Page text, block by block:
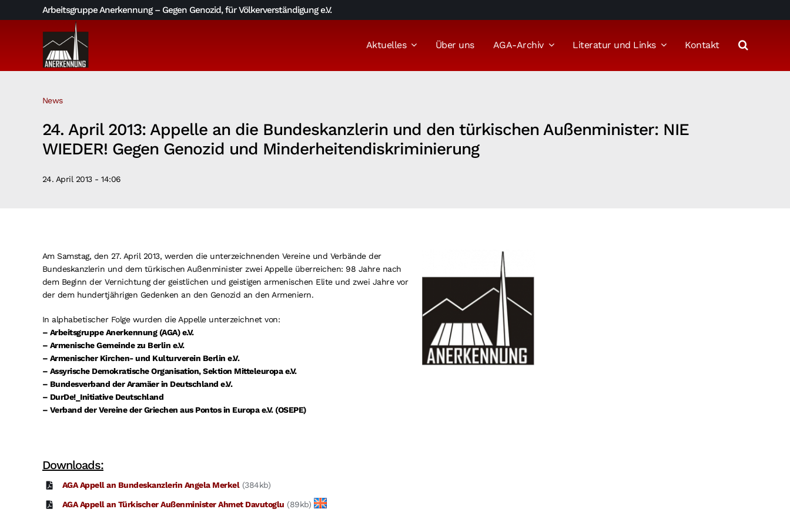
to
Arbeitsgruppe Anerkennung – Gegen Genozid, für Völkerverständigung e.V.
Aktuelles Über uns AGA-Archiv Literatur und Links Kontakt
News
24. April 2013: Appelle an die Bundeskanzlerin und den türkischen Außenminister: NIE
WIEDER! Gegen Genozid und Minderheitendiskriminierung
24. April 2013 - 14:06
Am Samstag, den 27. April 2013, werden die unterzeichnenden Vereine und Verbände der
Bundeskanzlerin und dem türkischen Außenminister zwei Appelle überreichen: 98 Jahre nach
dem Beginn der Vernichtung der geistlichen und geistigen armenischen Elite und zwei Jahre vor
der dem hundertjährigen Gedenken an den Genozid an den Armeniern.
In alphabetischer Folge wurden die Appelle unterzeichnet von:
– Arbeitsgruppe Anerkennung (AGA) e.V.
– Armenische Gemeinde zu Berlin e.V.
– Armenischer Kirchen- und Kulturverein Berlin e.V.
– Assyrische Demokratische Organisation, Sektion Mitteleuropa e.V.
– Bundesverband der Aramäer in Deutschland e.V.
– DurDe!_Initiative Deutschland
– Verband der Vereine der Griechen aus Pontos in Europa e.V. (OSEPE)
Downloads:
AGA Appell an Bundeskanzlerin Angela Merkel(384kb)
AGA Appell an Türkischer Außenminister Ahmet Davutoglu (89kb)